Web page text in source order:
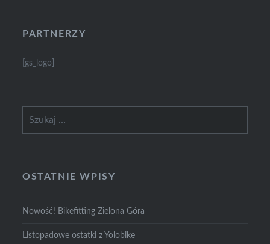
PARTNERZY
[gs_logo]
OSTATNIE WPISY
Nowość! Bikefitting Zielona Góra
Listopadowe ostatki z Yolobike